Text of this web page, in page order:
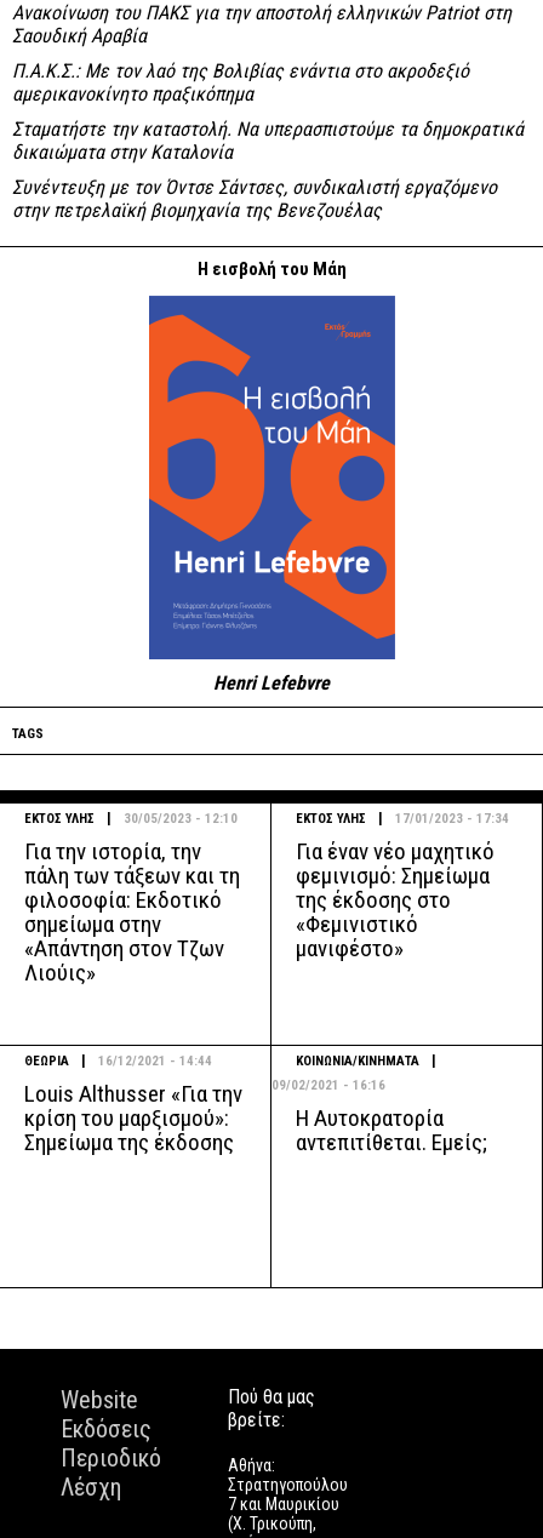
Ανακοίνωση του ΠΑΚΣ για την αποστολή ελληνικών Patriot στη
Σαουδική Αραβία
Π.Α.Κ.Σ.: Με τον λαό της Βολιβίας ενάντια στο ακροδεξιό
αμερικανοκίνητο πραξικόπημα
Σταματήστε την καταστολή. Να υπερασπιστούμε τα δημοκρατικά
δικαιώματα στην Καταλονία
Συνέντευξη με τον Όντσε Σάντσες, συνδικαλιστή εργαζόμενο
στην πετρελαϊκή βιομηχανία της Βενεζουέλας
Η εισβολή του Μάη
Henri Lefebvre
TAGS
ΕΚΤΟΣ ΥΛΗΣ 30/05/2023 - 12:10
Για την ιστορία, την
πάλη των τάξεων και τη
φιλοσοφία: Εκδοτικό
σημείωμα στην
«Απάντηση στον Τζων
Λιούις»
ΕΚΤΟΣ ΥΛΗΣ 17/01/2023 - 17:34
Για έναν νέο μαχητικό
φεμινισμό: Σημείωμα
της έκδοσης στο
«Φεμινιστικό
μανιφέστο»
ΘΕΩΡΙΑ 16/12/2021 - 14:44
Louis Althusser «Για την
κρίση του μαρξισμού»:
Σημείωμα της έκδοσης
ΚΟΙΝΩΝΙΑ/ΚΙΝΗΜΑΤΑ
09/02/2021 - 16:16
Η Αυτοκρατορία
αντεπιτίθεται. Εμείς;
Website
Εκδόσεις
Περιοδικό
Λέσχη
Πού θα μας
βρείτε:
Αθήνα:
Στρατηγοπούλου
7 και Μαυρικίου
(Χ. Τρικούπη,